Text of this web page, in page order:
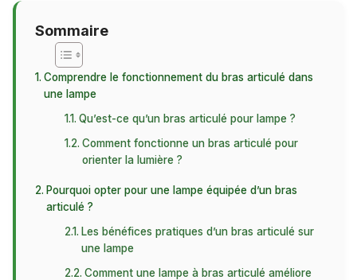
Sommaire
Comprendre le fonctionnement du bras articulé dans
une lampe
Qu’est-ce qu’un bras articulé pour lampe ?
Comment fonctionne un bras articulé pour
orienter la lumière ?
Pourquoi opter pour une lampe équipée d’un bras
articulé ?
Les bénéfices pratiques d’un bras articulé sur
une lampe
Comment une lampe à bras articulé améliore